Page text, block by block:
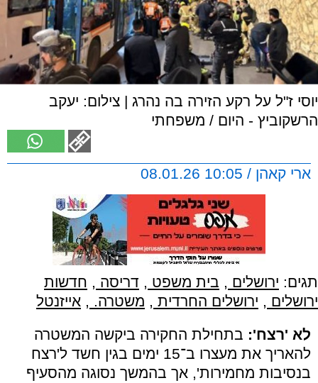
יוסי ז"ל על רקע הזירה בה נהרג | צילום: יעקב
הרשקוביץ - היום / משפחתי
ארי קאהן / 10:05 08.01.26
תגים: ירושלים , בית משפט , דריסה , חדשות
ירושלים , ירושלים החרדית , משטרה. , אייזנטל
לא 'רצח': בתחילת החקירה ביקשה המשטרה
להאריך את מעצרו ב־15 ימים בגין חשד ל'רצח
בנסיבות מחמירות', אך בהמשך נסוגה מהסעיף